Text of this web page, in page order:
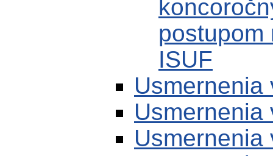
ISUF
Usmernenia
Usmernenia
Usmernenia